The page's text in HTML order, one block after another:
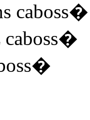
caboss�
caboss�
�